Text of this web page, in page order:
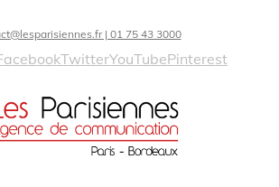
| 01 75 43 3000
TwitterYouTubePinterest